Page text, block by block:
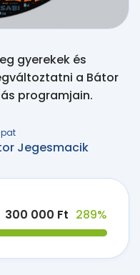
gyerekek és
a Bátor
programjain.
Jegesmacik
300 000 Ft 289%